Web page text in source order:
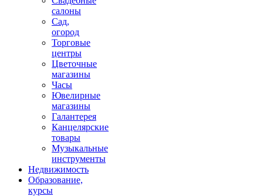
салоны
Сад,
огород
Торговые
центры
Цветочные
магазины
Часы
Ювелирные
магазины
Галантерея
Канцелярские
товары
Музыкальные
инструменты
Недвижимость
Образование,
курсы